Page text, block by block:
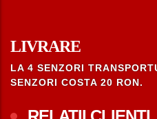
LIVRARE
LA 4 SENZORI
SENZORI COSTA 20 RON.